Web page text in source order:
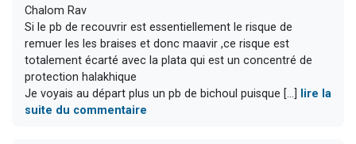
Chalom Rav
Si le pb de recouvrir est essentiellement le risque de
remuer les les braises et donc maavir ,ce risque est
totalement écarté avec la plata qui est un concentré de
protection halakhique
Je voyais au départ plus un pb de bichoul puisque [...]
lire la
suite du commentaire